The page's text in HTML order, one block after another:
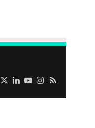
Facebook
X Linkedin
YouTubeInstagram
RSS